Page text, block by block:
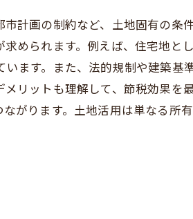
計画の制約など、土地固有の条
められます。例えば、住宅地と
ます。また、法的規制や建築基準
リットも理解して、節税効果を
がります。土地活用は単なる所